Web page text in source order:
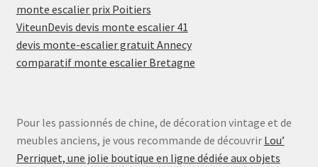
monte escalier prix Poitiers
ViteunDevis devis monte escalier 41
devis monte-escalier gratuit Annecy
comparatif monte escalier Bretagne
Pour les passionnés de chine, de décoration vintage et de
meubles anciens, je vous recommande de découvrir Lou’
Perriquet, une jolie boutique en ligne dédiée aux objets